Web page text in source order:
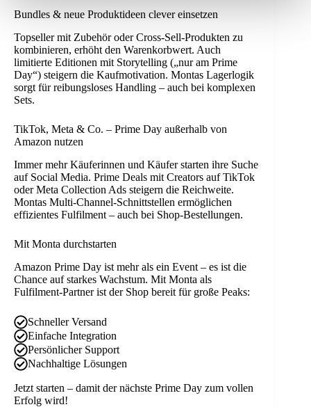
Bundles & neue Produktideen clever einsetzen
Topseller mit Zubehör oder Cross-Sell-Produkten zu
kombinieren, erhöht den Warenkorbwert. Auch
limitierte Editionen mit Storytelling („nur am Prime
Day“) steigern die Kaufmotivation. Montas Lagerlogik
sorgt für reibungsloses Handling – auch bei komplexen
Sets.
TikTok, Meta & Co. – Prime Day außerhalb von
Amazon nutzen
Immer mehr Käuferinnen und Käufer starten ihre Suche
auf Social Media. Prime Deals mit Creators auf TikTok
oder Meta Collection Ads steigern die Reichweite.
Montas Multi-Channel-Schnittstellen ermöglichen
effizientes Fulfilment – auch bei Shop-Bestellungen.
Mit Monta durchstarten
Amazon Prime Day ist mehr als ein Event – es ist die
Chance auf starkes Wachstum. Mit Monta als
Fulfilment-Partner ist der Shop bereit für große Peaks:
Schneller Versand
Einfache Integration
Persönlicher Support
Nachhaltige Lösungen
Jetzt starten – damit der nächste Prime Day zum vollen
Erfolg wird!